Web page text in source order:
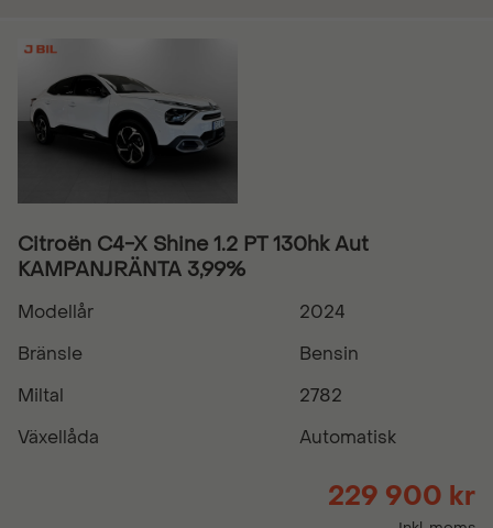
Citroën C4-X Shine 1.2 PT 130hk Aut
KAMPANJRÄNTA 3,99%
Modellår
2024
Bränsle
Bensin
Miltal
2782
Växellåda
Automatisk
229 900 kr